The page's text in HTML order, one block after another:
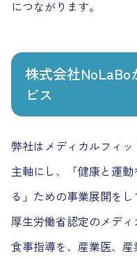
につながります。
株式会社NoLaBo
ビス
弊社はメディカルフィ
主軸にし、「健康と運
る」ための事業展開をし
厚生労働省認定のメデ
食事指導を、産業医、